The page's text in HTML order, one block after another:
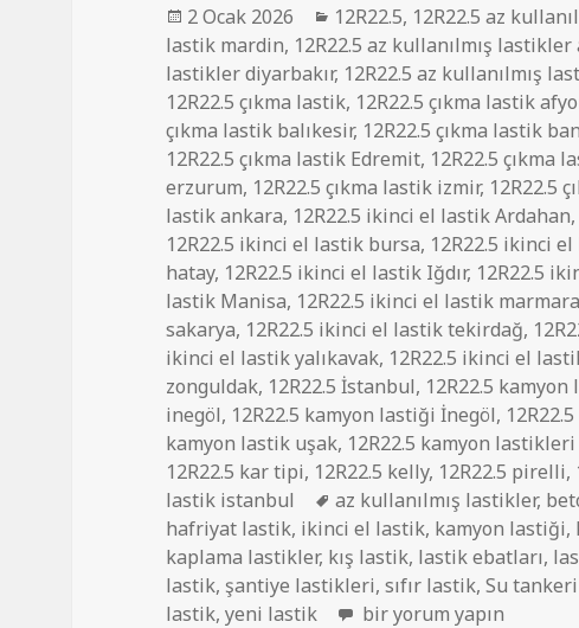
Yayın
tarihi
2 Ocak 2026 Kategoriler
12R22.5, 12R22.5 az
lastik mardin, 12R22.5 az kullanılmış
lastikler diyarbakır, 12R22.5 az kullanılmış
12R22.5 çıkma lastik, 12R22.5 çıkma lastik
çıkma lastik balıkesir, 12R22.5 çıkma lastik
12R22.5 çıkma lastik Edremit, 12R22.5 çıkma
erzurum, 12R22.5 çıkma lastik izmir, 12R22.5
lastik ankara, 12R22.5 ikinci el lastik Ardahan,
12R22.5 ikinci el lastik bursa, 12R22.5 ikinci
hatay, 12R22.5 ikinci el lastik Iğdır, 12R22.5
lastik Manisa, 12R22.5 ikinci el lastik marmara
sakarya, 12R22.5 ikinci el lastik tekirdağ,
ikinci el lastik yalıkavak, 12R22.5 ikinci el
zonguldak, 12R22.5 İstanbul, 12R22.5
inegöl, 12R22.5 kamyon lastiği İnegöl,
kamyon lastik uşak, 12R22.5 kamyon
12R22.5 kar tipi, 12R22.5 kelly, 12R22.5 pirelli,
lastik istanbul
Etiketler
az kullanılmış lastikler,
hafriyat lastik, ikinci el lastik, kamyon lastiği,
kaplama lastikler, kış lastik, lastik ebatları,
lastik, şantiye lastikleri,sıfır lastik,Su
lastik,yeni lastik SIFIR YENİ LASTİK
bir yorum yapın